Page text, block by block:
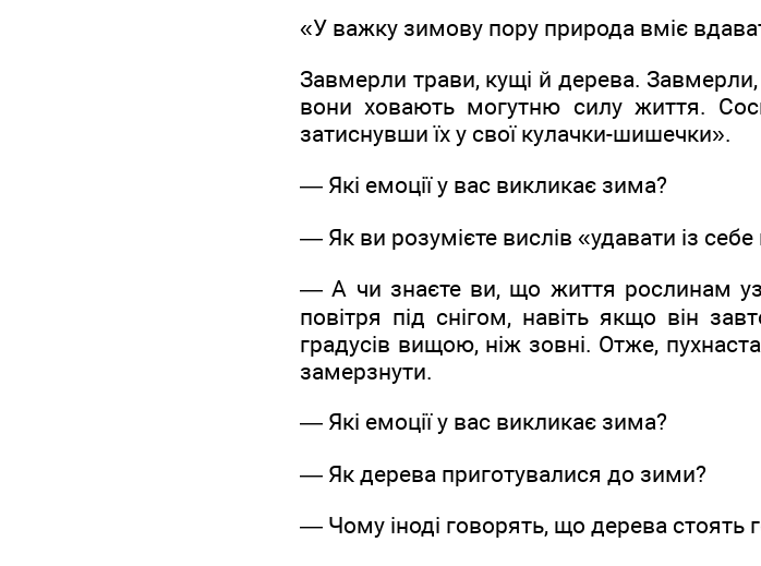
«У важку зимову пору природа вміє
Завмерли трави, кущі й дерева.
вони ховають могутню силу життя.
затиснувши їх у свої кулачки-шишечки».
— Які емоції у вас викликає зима?
— Як ви розумієте вислів «удавати із
— А чи знаєте ви, що життя рослинам
повітря під снігом, навіть якщо він
градусів вищою, ніж зовні. Отже,
замерзнути.
— Які емоції у вас викликає зима?
— Як дерева приготувалися до зими?
— Чому іноді говорять, що дерева стоять